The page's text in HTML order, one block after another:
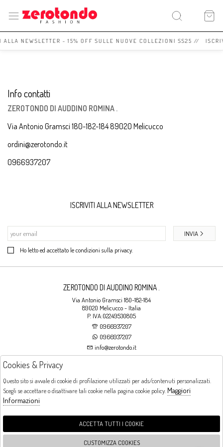
ALLA NEWSLETTER - 15% OFF SULLE NUOVE COLLEZIONI SS25 //
Info contatti
ZEROTONDO DI AUDDINO ROMINA .
Via Antonio Gramsci 180-182-184 89020 Melicucco
ordini@zerotondo.it
0966937207
ISCRIVITI ALLA NEWSLETTER
Ho letto ed accettato le condizioni sulla privacy.
INVIA
ZEROTONDO DI AUDDINO ROMINA .
Via Antonio Gramsci 180-182-184
89020 Melicucco - Italia
P. IVA:02249530805
0966937207
0966937207
info@zerotondo.it
Orari di apertura
LUNEDI: CHIUSO LA MATTINA - DALLE 16:00 ALLE 20:00 DAL MARTEDI AL
Cookies & Privacy
Questo sito si avvale di cookie di profilazione utilizzati per ads/contenuti personalizzati.
Scegli se accettare o disattivare tali cookie nella pagina cookie policy. Maggiori
Informazioni
ACCETTA TUTTI I COOKIE
CUSTOMIZZA COOKIES